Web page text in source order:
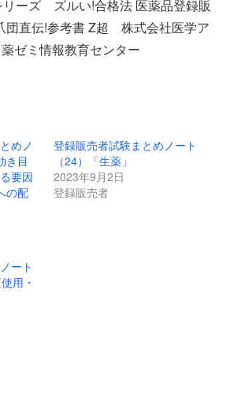
リーズ ズルい!合格法 医薬品登録販
団直伝!参考書 Z超 株式会社医学ア
ゼミ情報教育センター
めノ
き目
要因
の配
登録販売者試験まとめノート
（24）「生薬」
2023年9月2日
登録販売者
ート
用・